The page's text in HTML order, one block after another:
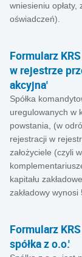
wniesieniu opłaty,
oświadczeń).
Formularz
w rejestrze
akcyjna'
Spółka
uregulowanych w
powstania, (w
rejestracji w
założyciele (czyli
kapitału
zakładowy wynosi
Formularz
spółka z o.o.'